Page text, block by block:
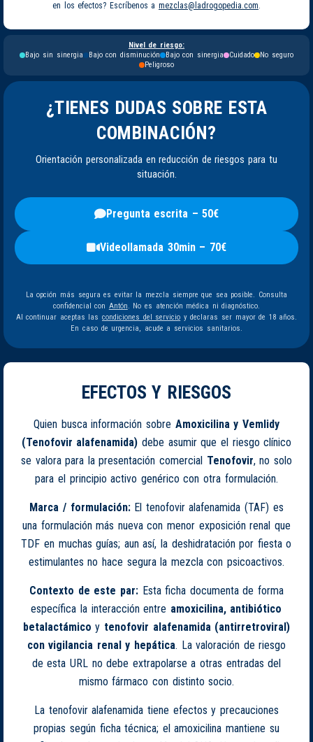
en los efectos? Escríbenos a mezclas@ladrogopedia.com.
Nivel de riesgo:
Bajo sin sinergia
Bajo con disminución Bajo con sinergia Cuidado
No seguro
Peligroso
¿TIENES DUDAS SOBRE ESTA
COMBINACIÓN?
Orientación personalizada en reducción de riesgos para tu
situación.
Pregunta escrita – 50€
Videollamada 30min – 70€
La opción más segura es evitar la mezcla siempre que sea posible. Consulta
confidencial con Antón. No es atención médica ni diagnóstico.
Al continuar aceptas las condiciones del servicio y declaras ser mayor de 18 años.
En caso de urgencia, acude a servicios sanitarios.
EFECTOS Y RIESGOS
Quien busca información sobre Amoxicilina y Vemlidy
(Tenofovir alafenamida) debe asumir que el riesgo clínico
se valora para la presentación comercial Tenofovir, no solo
para el principio activo genérico con otra formulación.
Marca / formulación:El tenofovir alafenamida (TAF) es
una formulación más nueva con menor exposición renal que
TDF en muchas guías; aun así, la deshidratación por fiesta o
estimulantes no hace segura la mezcla con psicoactivos.
Contexto de este par:Esta ficha documenta de forma
específica la interacción entre amoxicilina, antibiótico
betalactámico y tenofovir alafenamida (antirretroviral)
con vigilancia renal y hepática. La valoración de riesgo
de esta URL no debe extrapolarse a otras entradas del
mismo fármaco con distinto socio.
La tenofovir alafenamida tiene efectos y precauciones
propias según ficha técnica; el amoxicilina mantiene su